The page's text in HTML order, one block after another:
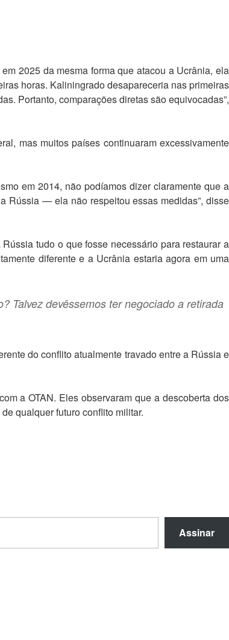
2025 da mesma forma que atacou a Ucrânia, ela
horas. Kaliningrado desapareceria nas primeiras
Portanto, comparações diretas são equivocadas”,
mas muitos países continuaram excessivamente
em 2014, não podíamos dizer claramente que a
Rússia — ela não respeitou essas medidas”, disse
tudo o que fosse necessário para restaurar a
diferente e a Ucrânia estaria agora em uma
Talvez devêssemos ter negociado a retirada
do conflito atualmente travado entre a Rússia e
a OTAN. Eles observaram que a descoberta dos
qualquer futuro conflito militar.
Assinar